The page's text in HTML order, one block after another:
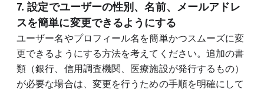
7. 設定でユーザーの性別、名前、メールアドレ
スを簡単に変更できるようにする
ユーザー名やプロフィール名を簡単かつスムーズに変
更できるようにする方法を考えてください。追加の書
類（銀行、信用調査機関、医療施設が発行するもの）
が必要な場合は、変更を行うための手順を明確にして